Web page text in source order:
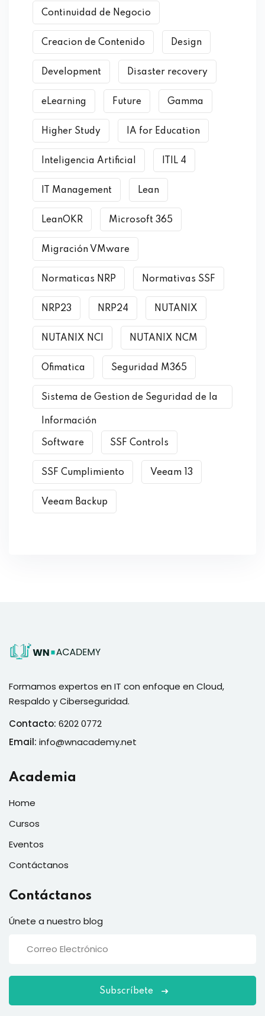
Continuidad de Negocio
Creacion de Contenido Design
Development Disaster recovery
eLearning Future Gamma
Higher Study IA for Education
Inteligencia Artificial ITIL 4
IT Management Lean
LeanOKR Microsoft 365
Migración VMware
Normaticas NRP Normativas SSF
NRP23 NRP24 NUTANIX
NUTANIX NCI NUTANIX NCM
Ofimatica Seguridad M365
Sistema de Gestion de Seguridad de la
Información
Software SSF Controls
SSF Cumplimiento Veeam 13
Veeam Backup
Formamos expertos en IT con enfoque en Cloud,
Respaldo y Ciberseguridad.
Contacto: 6202 0772
Email: info@wnacademy.net
Academia
Home
Cursos
Eventos
Contáctanos
Contáctanos
Únete a nuestro blog
Subscríbete